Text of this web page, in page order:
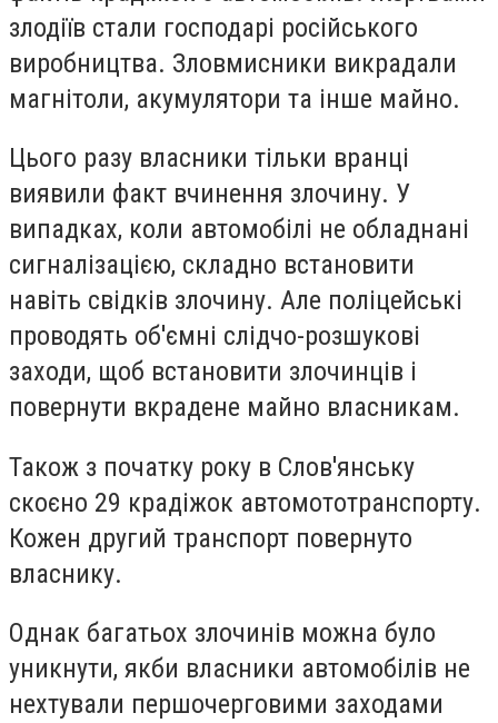
злодіїв стали господарі російського
виробництва. Зловмисники викрадали
магнітоли, акумулятори та інше майно.
Цього разу власники тільки вранці
виявили факт вчинення злочину. У
випадках, коли автомобілі не обладнані
сигналізацією, складно встановити
навіть свідків злочину. Але поліцейські
проводять об'ємні слідчо-розшукові
заходи, щоб встановити злочинців і
повернути вкрадене майно власникам.
Також з початку року в Слов'янську
скоєно 29 крадіжок автомототранспорту.
Кожен другий транспорт повернуто
власнику.
Однак багатьох злочинів можна було
уникнути, якби власники автомобілів не
нехтували першочерговими заходами